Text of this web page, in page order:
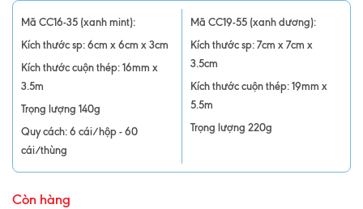
Mã CC16-35 (xanh mint):
Kích thước sp: 6cm x 6cm x 3cm
Kích thước cuộn thép: 16mm x
3.5m
Trọng lượng 140g
Quy cách: 6 cái/hộp - 60
cái/thùng
Mã CC19-55 (xanh dương):
Kích thước sp: 7cm x 7cm x
3.5cm
Kích thước cuộn thép: 19mm x
5.5m
Trọng lượng 220g
Còn hàng